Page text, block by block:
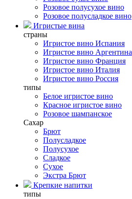
Розовое полусухое вино
Розовое полусладкое вино
Игристые вина
страны
Игристое вино Испания
Игристое вино Аргентина
Игристое вино Франция
Игристое вино Италия
Игристое вино Россия
типы
Белое игристое вино
Красное игристое вино
Розовое шампанское
Сахар
Брют
Полусладкое
Полусухое
Сладкое
Сухое
Экстра Брют
Крепкие напитки
типы